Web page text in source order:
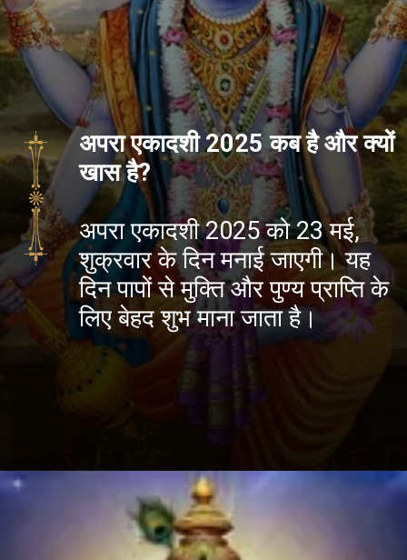
अपरा एकादशी 2025 कब है और क्यों
खास है?
अपरा एकादशी 2025 को 23 मई,
शुक्रवार के दिन मनाई जाएगी। यह
दिन पापों से मुक्ति और पुण्य प्राप्ति के
लिए बेहद शुभ माना जाता है।